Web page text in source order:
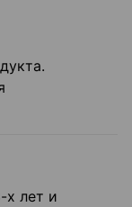
х лет и